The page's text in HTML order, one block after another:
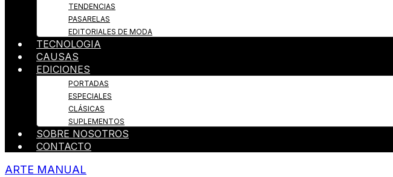
TENDENCIAS
PASARELAS
EDITORIALES DE MODA
TECNOLOGIA
CAUSAS
EDICIONES
PORTADAS
ESPECIALES
CLÁSICAS
SUPLEMENTOS
SOBRE NOSOTROS
CONTACTO
ARTE MANUAL